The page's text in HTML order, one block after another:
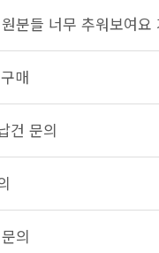
분들 너무 추워보여
매
건 문의
의